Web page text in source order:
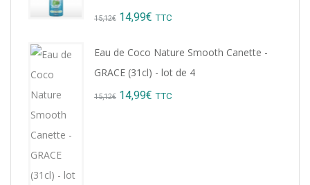
15,12€ Original
14,99€ Current
TTC
Eau de Coco Nature Smooth Canette -
GRACE (31cl) - lot de 4
15,12€ Original
14,99€ Current
TTC